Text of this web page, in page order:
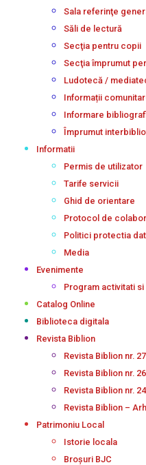
Sala referinţe
Săli de lectură
Secţia pentru copii
Secţia împrumut
Ludotecă /
Informații
Informare
Împrumut
Informatii
Permis de utilizator
Tarife servicii
Ghid de orientare
Protocol de
Politici protectia
Media
Evenimente
Program activitati
Catalog Online
Biblioteca digitala
Revista Biblion
Revista Biblion nr. 27
Revista Biblion nr. 26
Revista Biblion nr.
Revista Biblion –
Patrimoniu Local
Istorie locala
Broșuri BJC